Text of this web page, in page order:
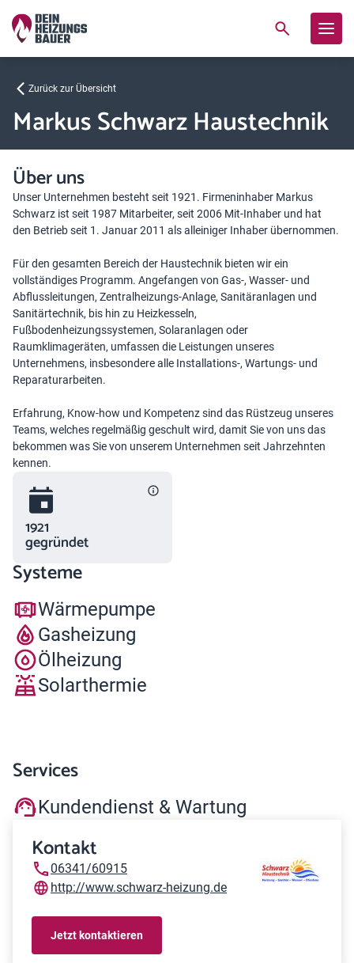
Zurück zur Übersicht
Markus Schwarz Haustechnik
Über uns
Unser Unternehmen besteht seit 1921. Firmeninhaber Markus
Schwarz ist seit 1987 Mitarbeiter, seit 2006 Mit-Inhaber und hat
den Betrieb seit 1. Januar 2011 als alleiniger Inhaber übernommen.
Für den gesamten Bereich der Haustechnik bieten wir ein
vollständiges Programm. Angefangen von Gas-, Wasser- und
Abflussleitungen, Zentralheizungs-Anlage, Sanitäranlagen und
Sanitärtechnik, bis hin zu Heizkesseln,
Fußbodenheizungssystemen, Solaranlagen oder
Raumklimageräten, umfassen die Leistungen unseres
Unternehmens, insbesondere alle Installations-, Wartungs- und
Reparaturarbeiten.
Erfahrung, Know-how und Kompetenz sind das Rüstzeug unseres
Teams, welches regelmäßig geschult wird, damit Sie von uns das
bekommen was Sie von unserem Unternehmen seit Jahrzehnten
kennen.
1921
gegründet
Systeme
Wärmepumpe
Gasheizung
Ölheizung
Solarthermie
Services
Kundendienst & Wartung
Kontakt
06341/60915
http://www.schwarz-heizung.de
Jetzt kontaktieren